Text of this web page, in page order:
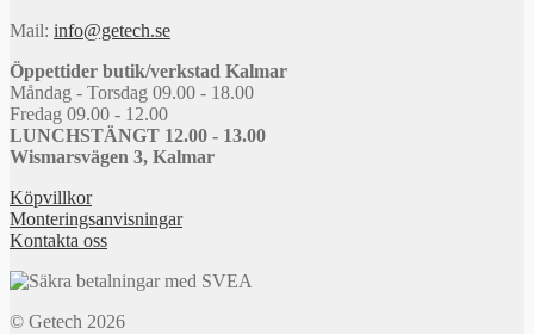
Mail: info@getech.se
Öppettider butik/verkstad Kalmar
Måndag - Torsdag 09.00 - 18.00
Fredag 09.00 - 12.00
LUNCHSTÄNGT 12.00 - 13.00
Wismarsvägen 3, Kalmar
Köpvillkor
Monteringsanvisningar
Kontakta oss
© Getech 2026